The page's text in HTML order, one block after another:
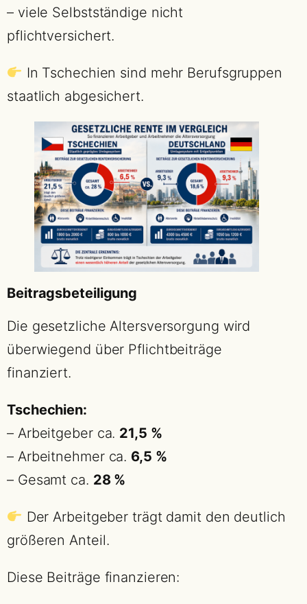
– viele Selbstständige nicht
pflichtversichert.
In Tschechien sind mehr Berufsgruppen
staatlich abgesichert.
Beitragsbeteiligung
Die gesetzliche Altersversorgung wird
überwiegend über Pflichtbeiträge
finanziert.
Tschechien:
– Arbeitgeber ca. 21,5 %
– Arbeitnehmer ca. 6,5 %
– Gesamt ca. 28 %
Der Arbeitgeber trägt damit den deutlich
größeren Anteil.
Diese Beiträge finanzieren: